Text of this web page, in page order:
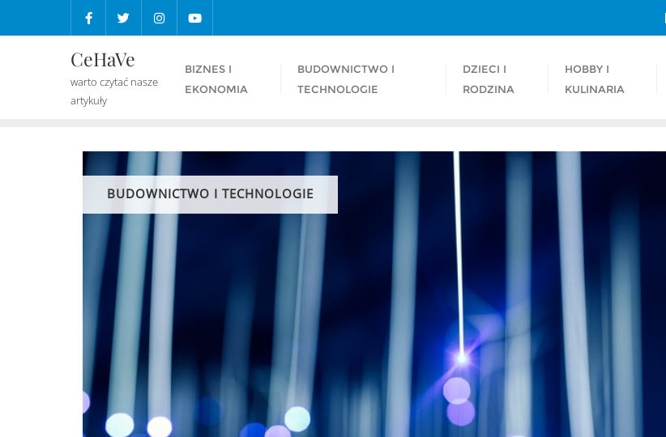
CeHaVe
warto czytać nasze
artykuły
BIZNES I
EKONOMIA
BUDOWNICTWO I
TECHNOLOGIE
DZIECI I
RODZINA
HOBBY I
KULINARIA
BUDOWNICTWO I TECHNOLOGIE